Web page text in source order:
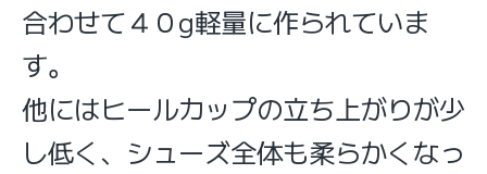
合わせて４０g軽量に作られていま
す。
他にはヒールカップの立ち上がりが少
し低く、シューズ全体も柔らかくなっ